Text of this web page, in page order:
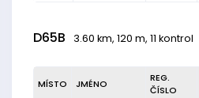
D65B 3.60 km, 120 m, 11 kontrol
MÍSTO JMÉNO
REG.
ČÍSLO